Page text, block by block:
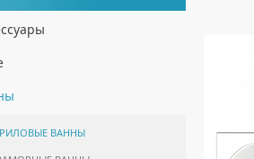
БИДЕ
ВАННЫ